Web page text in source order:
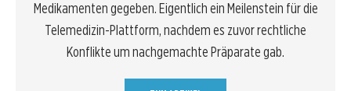
Medikamenten gegeben. Eigentlich ein Meilenstein für die
Telemedizin-Plattform, nachdem es zuvor rechtliche
Konflikte um nachgemachte Präparate gab.